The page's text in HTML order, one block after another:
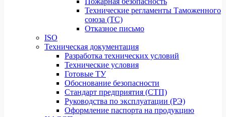
Технические регламенты Таможенного
союза (ТС)
Отказное письмо
ISO
Техническая документация
Разработка технических условий
Технические условия
Готовые ТУ
Обоснование безопасности
Стандарт предприятия (СТП)
Руководства по эксплуатации (РЭ)
Оформление паспорта на продукцию